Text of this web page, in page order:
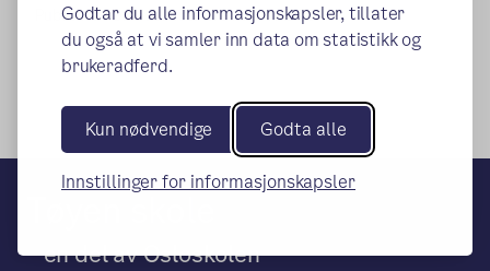
Godtar du alle informasjonskapsler, tillater
du også at vi samler inn data om statistikk og
brukeradferd.
Kun nødvendige Godta alle
Innstillinger for informasjonskapsler
Publisert:09.06.2015Endret:17.01.2024
– en del av Osloskolen